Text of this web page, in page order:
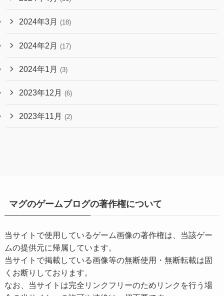
2024年3月 (18)
2024年2月 (17)
2024年1月 (3)
2023年12月 (6)
2023年11月 (2)
マグのゲームブログの著作権について
当サイトで使用しているゲーム画像の著作権は、当該ゲー
ムの提供元に帰属しています。
当サイトで掲載している画像等の無断使用・無断転載は固
くお断りしております。
なお、当サイトは完全リンクフリーのためリンクを行う場